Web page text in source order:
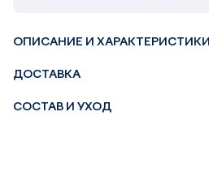
ОПИСАНИЕ И ХАРАКТЕРИСТИКИ
ДОСТАВКА
СОСТАВ И УХОД